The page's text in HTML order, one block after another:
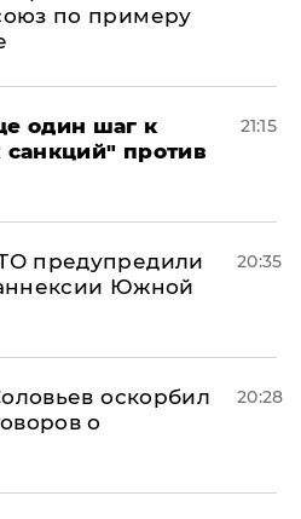
по примеру
один шаг к
против
21:15
предупредили
Южной
20:35
оскорбил
о
20:28